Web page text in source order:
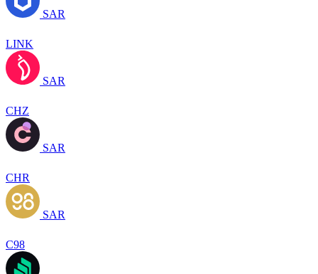
SAR
LINK
SAR
CHZ
SAR
CHR
SAR
C98